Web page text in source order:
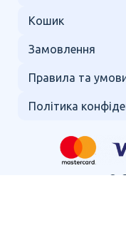
Кошик
Замовлення
Правила та
Політика
©